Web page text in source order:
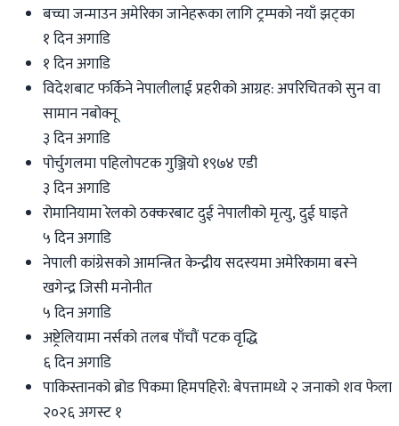
बच्चा जन्माउन अमेरिका जानेहरूका लागि ट्रम्पको नयाँ झट्का
१ दिन अगाडि
१ दिन अगाडि
विदेशबाट फर्किने नेपालीलाई प्रहरीको आग्रह: अपरिचितको सुन वा
सामान नबोक्नू
३ दिन अगाडि
पोर्चुगलमा पहिलोपटक गुञ्जियो १९७४ एडी
३ दिन अगाडि
रोमानियामा रेलको ठक्करबाट दुई नेपालीको मृत्यु, दुई घाइते
५ दिन अगाडि
नेपाली कांग्रेसको आमन्त्रित केन्द्रीय सदस्यमा अमेरिकामा बस्ने
खगेन्द्र जिसी मनोनीत
५ दिन अगाडि
अष्ट्रेलियामा नर्सको तलब पाँचौं पटक वृद्धि
६ दिन अगाडि
पाकिस्तानको ब्रोड पिकमा हिमपहिरो: बेपत्तामध्ये २ जनाको शव फेला
२०२६ अगस्ट १